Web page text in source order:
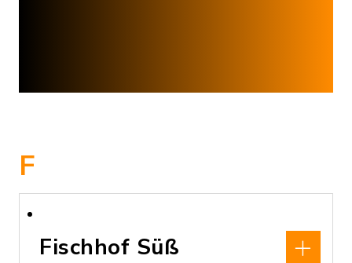
F
Fischhof Süß